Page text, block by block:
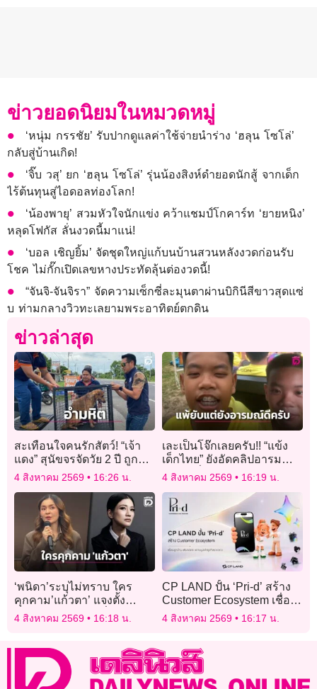
ข่าวยอดนิยมในหมวดหมู่
‘หนุ่ม กรรชัย’ รับปากดูแลค่าใช้จ่ายนำร่าง ‘ฮลุน โซโล่’
กลับสู่บ้านเกิด!
‘จิ๊บ วสุ’ ยก ‘ฮลุน โซโล่’ รุ่นน้องสิงห์ดำยอดนักสู้ จากเด็ก
ไร้ต้นทุนสู่ไอดอลท่องโลก!
‘น้องพายุ’ สวมหัวใจนักแข่ง คว้าแชมป์โกคาร์ท ‘ยายหนิง’
หลุดโฟกัส ลั่นงวดนี้มาแน่!
‘บอล เชิญยิ้ม’ จัดชุดใหญ่แก้บนบ้านสวนหลังงวดก่อนรับ
โชค ไม่กั๊กเปิดเลขหางประทัดลุ้นต่องวดนี้!
“จันจิ-จันจิรา” จัดความเซ็กซี่ละมุนตาผ่านบิกินีสีขาวสุดแซ่
บ ท่ามกลางวิวทะเลยามพระอาทิตย์ตกดิน
ข่าวล่าสุด
สะเทือนใจคนรักสัตว์! “เจ้า
แดง” สุนัขจรจัดวัย 2 ปี ถูกยิง
ลูกดอกปักลำตัว นอนครวญ
4 สิงหาคม 2569 16:26 น.
เละเป็นโจ๊กเลยครับ!! “แข้ง
เด็กไทย” ยังอัดคลิปอารมณ์ดี
แม้แพ้ญี่ปุ่นยับ 14 ลูก
4 สิงหาคม 2569 16:19 น.
‘พนิดา’ระบุไม่ทราบ ใคร
คุกคาม’แก้วตา’ แจงตั้ง
คกก.คนนอกแล้ว มั่นใจหา
4 สิงหาคม 2569 16:18 น.
CP LAND ปั้น ‘Pri-d’ สร้าง
Customer Ecosystem เชื่อม
ลูกบ้าน-พันธมิตร ขยาย
4 สิงหาคม 2569 16:17 น.